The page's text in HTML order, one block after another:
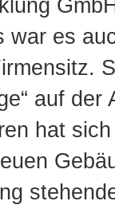
war es
auf der
hat